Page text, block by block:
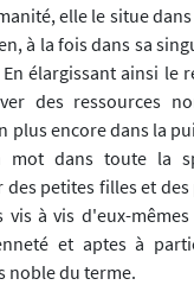
elle le situe
à la fois dans sa
élargissant ainsi le
des ressources
plus encore dans la
mot dans toute la
petites filles et
vis à vis d'eux-
et aptes à
noble du terme.